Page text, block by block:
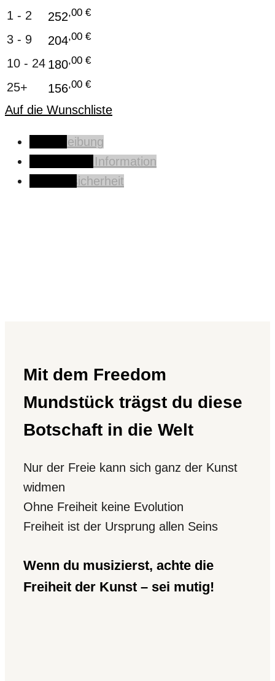
1 - 2
252,00 €
3 - 9 204,00 €
10 - 24 180,00 €
25+ 156,00 €
Auf die Wunschliste
Beschreibung
Zusätzliche Information
Produktsicherheit
Mit dem Freedom
Mundstück trägst du diese
Botschaft in die Welt
Nur der Freie kann sich ganz der Kunst
widmen
Ohne Freiheit keine Evolution
Freiheit ist der Ursprung allen Seins
Wenn du musizierst, achte die
Freiheit der Kunst – sei mutig!